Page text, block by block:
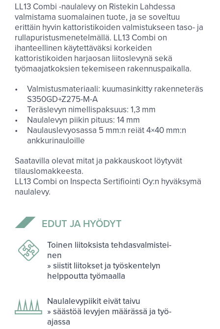
LL13 Combi -naulalevy on Ristekin Lahdessa
valmistama suomalainen tuote, ja se soveltuu
erittäin hyvin kattoristikoiden valmistukseen taso- ja
rullapuristusmenetelmällä. LL13 Combi on
ihanteellinen käytettäväksi korkeiden
kattoristikoiden harjaosan liitoslevynä sekä
työmaajatkoksien tekemiseen rakennuspaikalla.
Valmistusmateriaali: kuumasinkitty rakenneteräs
S350GD+Z275-M-A
Teräslevyn nimellispaksuus: 1,3 mm
Naulalevyn piikin pituus: 14 mm
Naulauslevyosassa 5 mm:n reiät 4×40 mm:n
ankkurinauloille
Saatavilla olevat mitat ja pakkauskoot löytyvät
tilauslomakkeesta.
LL13 Combi on Inspecta Sertifiointi Oy:n hyväksymä
naulalevy.
EDUT JA HYÖ­DYT
Toi­nen lii­tok­sis­ta teh­das­val­mis­tei­
nen
» siis­tit lii­tok­set ja työs­ken­te­lyn
help­pout­ta työ­maal­la
Nau­la­le­vy­pii­kit eivät taivu
» sääs­töä le­vy­jen mää­räs­sä ja työ­
ajas­sa